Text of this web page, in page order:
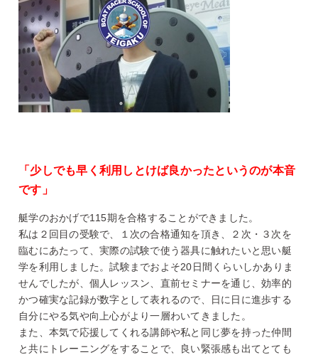
「少しでも早く利用しとけば良かったというのが本音
です」
艇学のおかげで115期を合格することができました。
私は２回目の受験で、１次の合格通知を頂き、２次・３次を
臨むにあたって、実際の試験で使う器具に触れたいと思い艇
学を利用しました。試験までおよそ20日間くらいしかありま
せんでしたが、個人レッスン、直前セミナーを通じ、効率的
かつ確実な記録が数字として表れるので、日に日に進歩する
自分にやる気や向上心がより一層わいてきました。
また、本気で応援してくれる講師や私と同じ夢を持った仲間
と共にトレーニングをすることで、良い緊張感も出てとても